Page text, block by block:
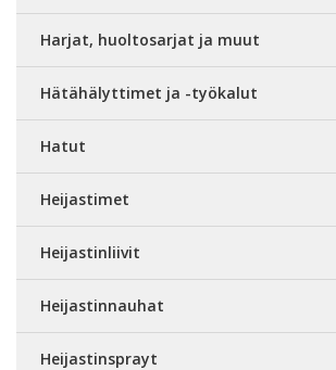
Harjat, huoltosarjat ja muut
Hätähälyttimet ja -työkalut
Hatut
Heijastimet
Heijastinliivit
Heijastinnauhat
Heijastinsprayt